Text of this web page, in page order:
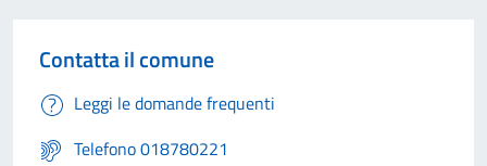
Contatta il comune
Leggi le domande frequenti
Telefono 018780221